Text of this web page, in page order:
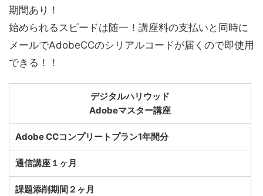
期間あり！
始められるスピードは随一！講座料の支払いと同時に
メールでAdobeCCのシリアルコードが届くので即使用
できる！！
デジタルハリウッド
Adobeマスター講座
Adobe CCコンプリートプラン1年間分
通信講座１ヶ月
課題添削期間２ヶ月